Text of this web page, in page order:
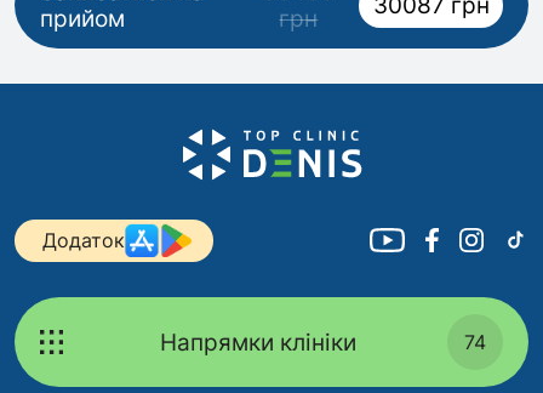
прийом
грн
Додаток
Напрямки клініки 74